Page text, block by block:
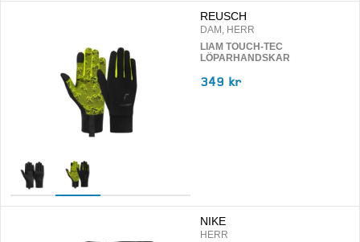
REUSCH
DAM, HERR
LIAM TOUCH-TEC
LÖPARHANDSKAR
349 kr
NIKE
HERR